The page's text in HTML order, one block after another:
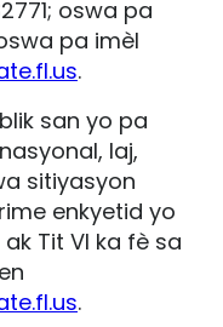
oswa pa
pa imèl
.
san yo pa
laj,
sitiyasyon
enkyetid yo
Tit VI ka fè sa
.